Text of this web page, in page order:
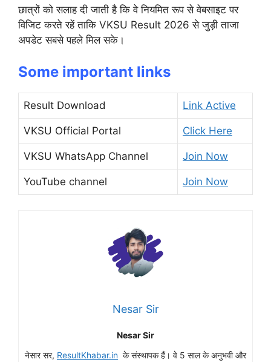
छात्रों को सलाह दी जाती है कि वे नियमित रूप से वेबसाइट पर
विजिट करते रहें ताकि VKSU Result 2026 से जुड़ी ताजा
अपडेट सबसे पहले मिल सके।
Some important links
Result Download Link Active
VKSU Official Portal Click Here
VKSU WhatsApp Channel Join Now
YouTube channel Join Now
Nesar Sir
Nesar Sir
नेसार सर, ResultKhabar.in के संस्थापक हैं। वे 5 साल के अनुभवी और